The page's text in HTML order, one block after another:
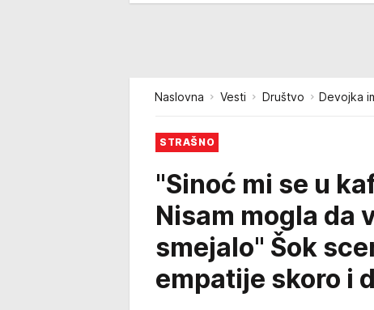
Naslovna Vesti Društvo Devojka
STRAŠNO
"Sinoć mi se u
Nisam mogla da
smejalo" Šok
empatije skoro i